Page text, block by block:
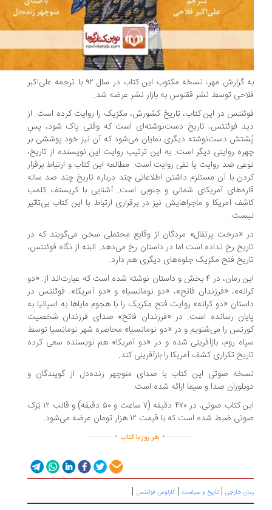
به گزارش مهر، نسخه مکتوب این کتاب در سال ۹۲ با ترجمه علی‌اکبر
توسط نشر ققنوس به بازار نشر عرضه شد.
در این کتاب‌، تاریخ کشورش، مکزیک را روایت کرده است. از
فوئنتس، تاریخ دست‌نوشته‌ای است که وقتی پاک شود، پسِ
دست‌نوشته دیگری نمایان می‌شود که آن نیز خود پوششی بر
روایتی دیگر است. به این ترتیب روایت این نویسنده از تاریخ،
ضد روایت یا نفی روایت است. مطالعه این کتاب و ارتباط برقرار
با آن مستلزم داشتن اطلاعاتی چند درباره تاریخ چند صد ساله
آمریکای شمالی و جنوبی است. آشنایی با کریستف کلمب
آمریکا و ماجراهایش نیز در برقراری ارتباط با این کتاب بی‌تاثیر
«درخت پرتقال» مردگان از وقایع محتملی سخن می‌گویند که در
رخ نداده است اما در داستان رخ می‌دهد. البته از نگاه فوئنتس،
فتح مکزیک جلوه‌های دیگری هم دارد.
این رمان، در ۴ بخش و داستان نوشته شده است که عبارت‌اند از: «دو
«فرزندان فاتح»، «دو نومانسیا» و «دو آمریکا». فوئنتس در
«دو کرانه» روایت فتح مکزیک را با هجوم مایاها به اسپانیا به
رسانده است. در «فرزندان فاتح» صدای فرزندان شخصیت
را می‌شنویم و در «دو نومانسیا» محاصره شهر نومانسیا توسط
روم، بازآفرینی شده و در «دو آمریکا» هم نویسنده سعی کرده
تکراری کشف آمریکا را بازآفرینی کند.
صوتی این کتاب با صدای منوچهر زنده‌دل از گویندگان و
صدا و سیما ارائه شده است.
این کتاب صوتی، در ۴۷۰ دقیقه (۷ ساعت و ۵۰ دقیقه) و قالب ۱۲ تِرَک
ضبط شده است که با قیمت ۱۲ هزار تومان عرضه می‌شود.
...............
. هر روز با کتاب.
..............
خارجی|تاریخ و سیاست|کارلوس فوئنتس|